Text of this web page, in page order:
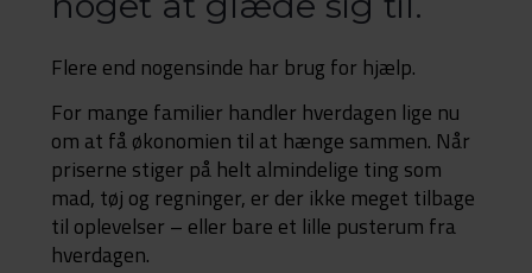
Flere end nogensinde har brug for hjælp.
For mange familier handler hverdagen lige nu
om at få økonomien til at hænge sammen. Når
priserne stiger på helt almindelige ting som
mad, tøj og regninger, er der ikke meget tilbage
til oplevelser – eller bare et lille pusterum fra
hverdagen.